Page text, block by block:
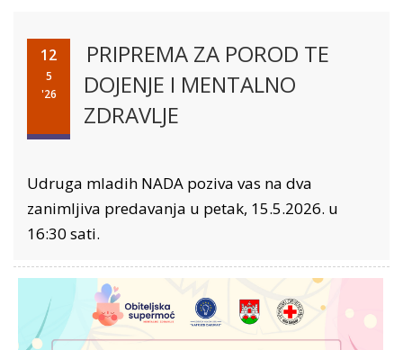
12
5
'26
PRIPREMA ZA POROD TE
DOJENJE I MENTALNO
ZDRAVLJE
Udruga mladih NADA poziva vas na dva
zanimljiva predavanja u petak, 15.5.2026. u
16:30 sati.